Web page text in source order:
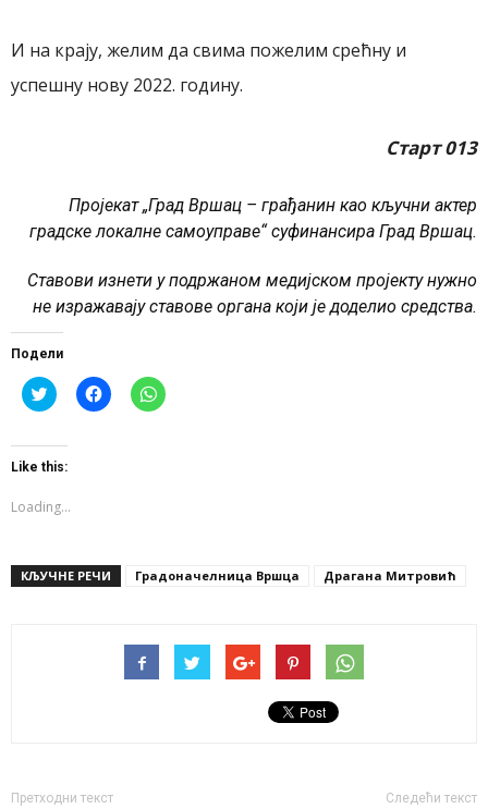
И на крају, желим да свима пожелим срећну и
успешну нову 2022. годину.
Старт 013
Пројекат „Град Вршац – грађанин као кључни актер
градске локалне самоуправе“ суфинансира Град Вршац.
Ставови изнети у подржаном медијском пројекту нужно
не изражавају ставове органа који је доделио средства.
Подели
Click
to
Twitter
(Opens
in
window)
Click
to
Click
to
Like this:
Loading...
КЉУЧНЕ РЕЧИ Градоначелница Вршца Драгана Митровић
Претходни текст Следећи текст